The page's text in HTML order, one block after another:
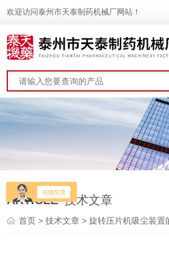
欢迎访问泰州市天泰制药机械厂网站！
ARTICLE 技术文章
首页 >技术文章 > 旋转压片机吸尘装置